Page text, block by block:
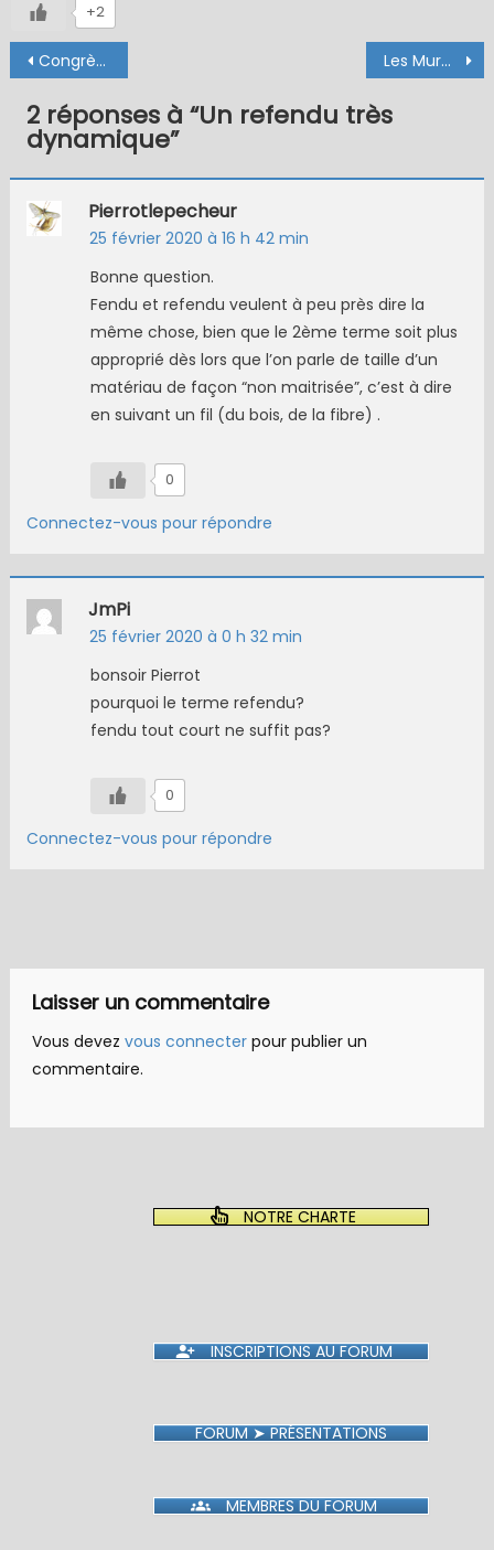
+2
Navigation
de
l’article
Congrès Archisèche 2019 Les Murmures du versant
2 réponses à “Un refendu très
dynamique”
Pierrotlepecheur
25 février 2020 à 16 h 42 min
Bonne question.
Fendu et refendu veulent à peu près dire la
même chose, bien que le 2ème terme soit plus
approprié dès lors que l’on parle de taille d’un
matériau de façon “non maitrisée”, c’est à dire
en suivant un fil (du bois, de la fibre) .
0
Connectez-vous pour répondre
JmPi
25 février 2020 à 0 h 32 min
bonsoir Pierrot
pourquoi le terme refendu?
fendu tout court ne suffit pas?
0
Connectez-vous pour répondre
Laisser un commentaire
Vous devez vous connecterpour publier un
commentaire.
NOTRE CHARTE
INSCRIPTIONS AU FORUM
FORUM ➤ PRÉSENTATIONS
MEMBRES DU FORUM